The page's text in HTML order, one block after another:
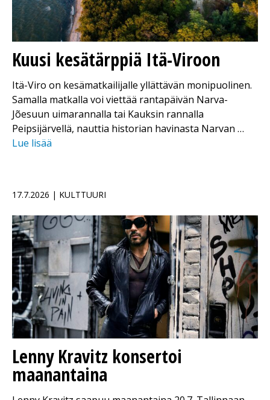
Kuusi kesätärppiä Itä-Viroon
Itä-Viro on kesämatkailijalle yllättävän monipuolinen.
Samalla matkalla voi viettää rantapäivän Narva-
Jõesuun uimarannalla tai Kauksin rannalla
Peipsijärvellä, nauttia historian havinasta Narvan …
Lue lisää
17.7.2026 | KULTTUURI
Lenny Kravitz konsertoi
maanantaina